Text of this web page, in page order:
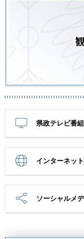
県政テレビ番組
インターネッ
ソーシャルメ